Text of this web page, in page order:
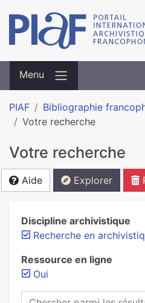
Menu
PIAF
Bibliographie
Votre recherche
Votre recherche
Aide Explorer
Discipline archivistique
Recherche en
Ressource en ligne
Oui
Chercher parmi les